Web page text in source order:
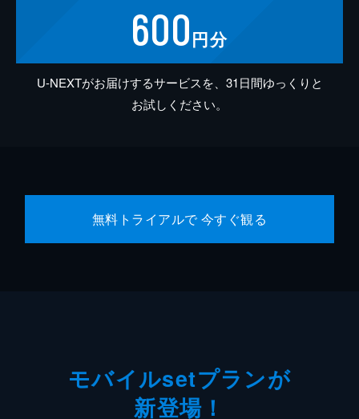
600円分
U-NEXTがお届けするサービスを、31日間ゆっくりと
お試しください。
無料トライアルで 今すぐ観る
モバイルsetプランが
新登場！